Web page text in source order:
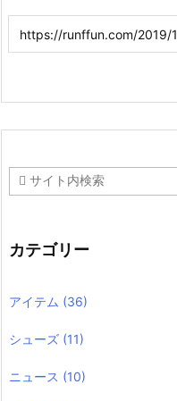
カテゴリー
アイテム (36)
シューズ (11)
ニュース (10)